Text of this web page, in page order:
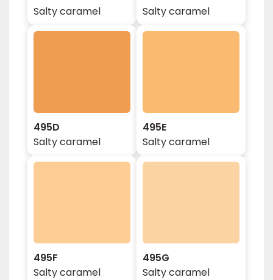
Salty caramel
Salty caramel
495D
Salty caramel
495E
Salty caramel
495F
Salty caramel
495G
Salty caramel